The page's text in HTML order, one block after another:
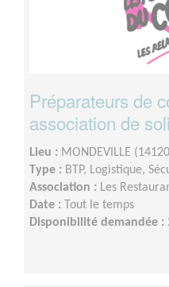
Préparateurs de
association de
Lieu : MONDEVILLE
Type : BTP, Logistique,
Association : Les
Date : Tout le temps
Disponibilité demandée :